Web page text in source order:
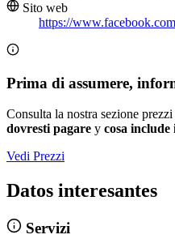
Sito web
https://
Prima di assumere,
Consulta la nostra sezione
dovresti pagare y cosa include
Vedi Prezzi
Datos interesantes
Servizi